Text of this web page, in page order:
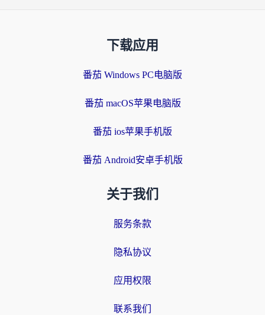
下载应用
番茄 Windows PC电脑版
番茄 macOS苹果电脑版
番茄 ios苹果手机版
番茄 Android安卓手机版
关于我们
服务条款
隐私协议
应用权限
联系我们